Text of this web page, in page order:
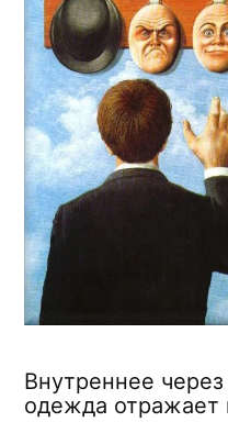
Внутреннее
одежда отражает